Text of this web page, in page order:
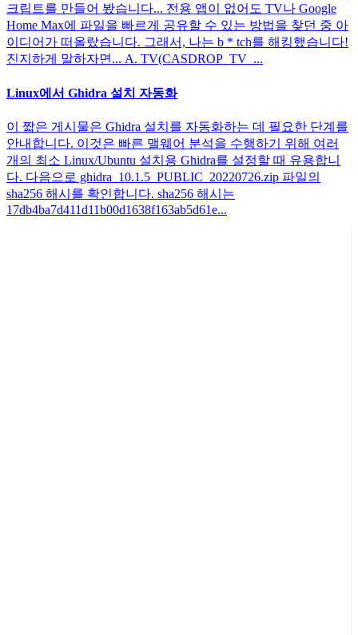
크립트를 만들어 봤습니다... 전용 앱이 없어도 TV나 Google
Home Max에 파일을 빠르게 공유할 수 있는 방법을 찾던 중 아
이디어가 떠올랐습니다. 그래서, 나는 b * tch를 해킹했습니다!
진지하게 말하자면... A. TV(CASDROP_TV_...
Linux에서 Ghidra 설치 자동화
이 짧은 게시물은 Ghidra 설치를 자동화하는 데 필요한 단계를
안내합니다. 이것은 빠른 맬웨어 분석을 수행하기 위해 여러
개의 최소 Linux/Ubuntu 설치용 Ghidra를 설정할 때 유용합니
다. 다음으로 ghidra_10.1.5_PUBLIC_20220726.zip 파일의
sha256 해시를 확인합니다. sha256 해시는
17db4ba7d411d11b00d1638f163ab5d61e...